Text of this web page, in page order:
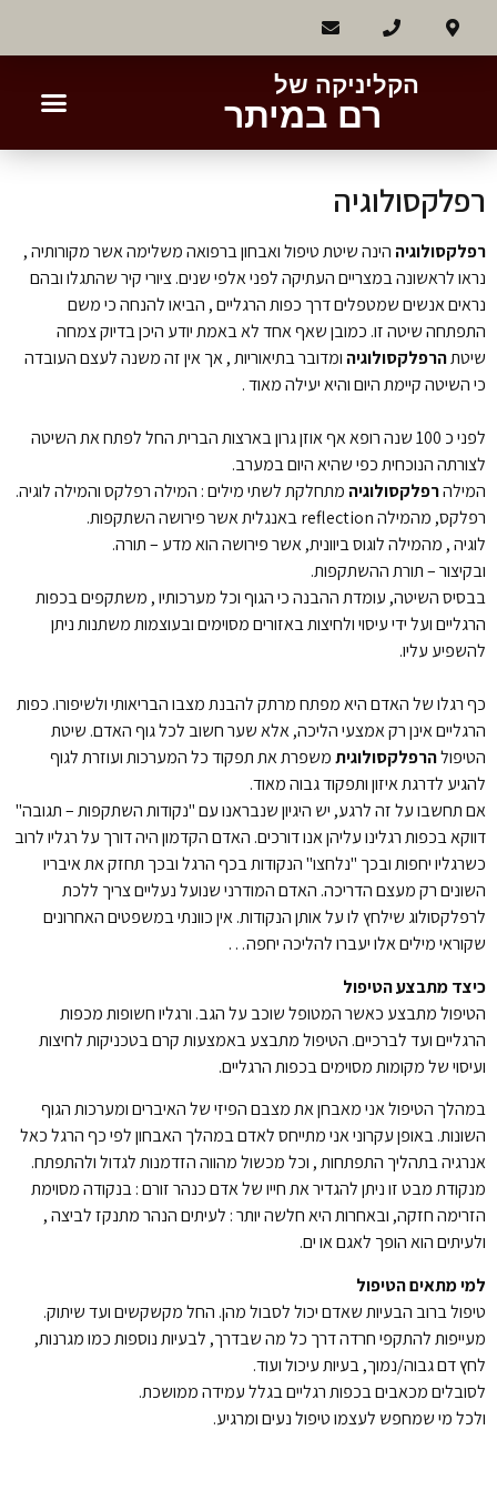
הקליניקה של
רם במיתר
רפלקסולוגיה
רפלקסולוגיה הינה שיטת טיפול ואבחון ברפואה משלימה אשר מקורותיה ,
נראו לראשונה במצריים העתיקה לפני אלפי שנים. ציורי קיר שהתגלו ובהם
נראים אנשים שמטפלים דרך כפות הרגליים , הביאו להנחה כי משם
התפתחה שיטה זו. כמובן שאף אחד לא באמת יודע היכן בדיוק צמחה
שיטתהרפלקסולוגיה ומדובר בתיאוריות , אך אין זה משנה לעצם העובדה
כי השיטה קיימת היום והיא יעילה מאוד .
לפני כ 100 שנה רופא אף אוזן גרון בארצות הברית החל לפתח את השיטה
לצורתה הנוכחית כפי שהיא היום במערב.
המילהרפלקסולוגיה מתחלקת לשתי מילים : המילה רפלקס והמילה לוגיה.
רפלקס, מהמילה reflection באנגלית אשר פירושה השתקפות.
לוגיה , מהמילה לוגוס ביוונית, אשר פירושה הוא מדע – תורה.
ובקיצור – תורת ההשתקפות.
בבסיס השיטה, עומדת ההבנה כי הגוף וכל מערכותיו , משתקפים בכפות
הרגליים ועל ידי עיסוי ולחיצות באזורים מסוימים ובעוצמות משתנות ניתן
להשפיע עליו.
כף רגלו של האדם היא מפתח מרתק להבנת מצבו הבריאותי ולשיפורו. כפות
הרגליים אינן רק אמצעי הליכה, אלא שער חשוב לכל גוף האדם. שיטת
הטיפולהרפלקסולוגיתמשפרת את תפקוד כל המערכות ועוזרת לגוף
להגיע לדרגת איזון ותפקוד גבוה מאוד.
אם תחשבו על זה לרגע, יש היגיון שנבראנו עם "נקודות השתקפות – תגובה"
דווקא בכפות רגלינו עליהן אנו דורכים. האדם הקדמון היה דורך על רגליו לרוב
כשרגליו יחפות ובכך "נלחצו" הנקודות בכף הרגל ובכך תחזק את איבריו
השונים רק מעצם הדריכה. האדם המודרני שנועל נעליים צריך ללכת
לרפלקסולוג שילחץ לו על אותן הנקודות. אין כוונתי במשפטים האחרונים
שקוראי מילים אלו יעברו להליכה יחפה…
כיצד מתבצע הטיפול
הטיפול מתבצע כאשר המטופל שוכב על הגב. ורגליו חשופות מכפות
הרגליים ועד לברכיים. הטיפול מתבצע באמצעות קרם בטכניקות לחיצות
ועיסוי של מקומות מסוימים בכפות הרגליים.
במהלך הטיפול אני מאבחן את מצבם הפיזי של האיברים ומערכות הגוף
השונות. באופן עקרוני אני מתייחס לאדם במהלך האבחון לפי כף הרגל כאל
אנרגיה בתהליך התפתחות , וכל מכשול מהווה הזדמנות לגדול ולהתפתח.
מנקודת מבט זו ניתן להגדיר את חייו של אדם כנהר זורם : בנקודה מסוימת
הזרימה חזקה, ובאחרות היא חלשה יותר : לעיתים הנהר מתנקז לביצה ,
ולעיתים הוא הופך לאגם או ים.
למי מתאים הטיפול
טיפול ברוב הבעיות שאדם יכול לסבול מהן. החל מקשקשים ועד שיתוק.
מעייפות להתקפי חרדה דרך כל מה שבדרך, לבעיות נוספות כמו מגרנות,
לחץ דם גבוה/נמוך, בעיות עיכול ועוד.
לסובלים מכאבים בכפות רגליים בגלל עמידה ממושכת.
ולכל מי שמחפש לעצמו טיפול נעים ומרגיע.